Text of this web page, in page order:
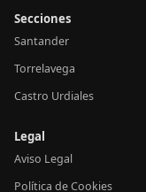
Secciones
Santander
Torrelavega
Castro Urdiales
Legal
Aviso Legal
Política de Cookies